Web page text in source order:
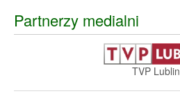
Partnerzy medialni
TVP Lublin